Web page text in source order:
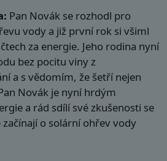
Pan Novák se rozhodl pro
vody a již první rok si všiml
za energie. Jeho rodina nyní
bez pocitu viny z
a s vědomím, že šetří nejen
Novák je nyní hrdým
a rád sdílí své zkušenosti se
o solární ohřev vody